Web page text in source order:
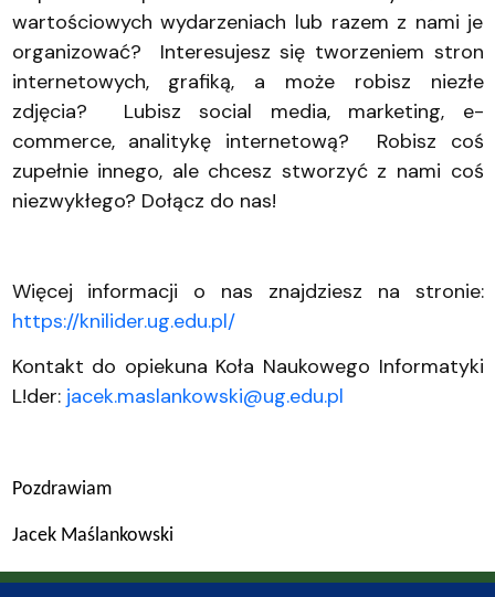
wartościowych wydarzeniach lub razem z nami je
organizować? Interesujesz się tworzeniem stron
internetowych, grafiką, a może robisz niezłe
zdjęcia? Lubisz social media, marketing, e-
commerce, analitykę internetową? Robisz coś
zupełnie innego, ale chcesz stworzyć z nami coś
niezwykłego? Dołącz do nas!
Więcej informacji o nas znajdziesz na stronie:
https://knilider.ug.edu.pl/
Kontakt do opiekuna Koła Naukowego Informatyki
L!der: jacek.maslankowski@ug.edu.pl
Pozdrawiam
Jacek Maślankowski